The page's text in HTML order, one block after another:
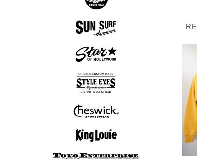
Tシャツ
ロンT
半袖シャツ
長袖シャツ
スウェット
アウター
パンツ
シューズ
帽子
グッズ
ボウリングシャツ
7分袖Tシャツ
スウェット